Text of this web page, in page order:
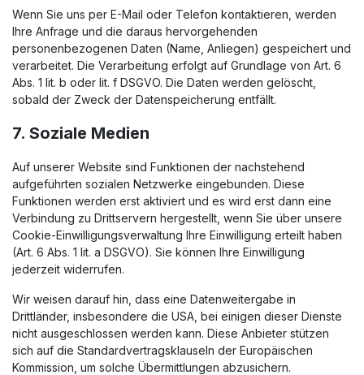
Wenn Sie uns per E-Mail oder Telefon kontaktieren, werden
Ihre Anfrage und die daraus hervorgehenden
personenbezogenen Daten (Name, Anliegen) gespeichert und
verarbeitet. Die Verarbeitung erfolgt auf Grundlage von Art. 6
Abs. 1 lit. b oder lit. f DSGVO. Die Daten werden gelöscht,
sobald der Zweck der Datenspeicherung entfällt.
7. Soziale Medien
Auf unserer Website sind Funktionen der nachstehend
aufgeführten sozialen Netzwerke eingebunden. Diese
Funktionen werden erst aktiviert und es wird erst dann eine
Verbindung zu Drittservern hergestellt, wenn Sie über unsere
Cookie-Einwilligungsverwaltung Ihre Einwilligung erteilt haben
(Art. 6 Abs. 1 lit. a DSGVO). Sie können Ihre Einwilligung
jederzeit widerrufen.
Wir weisen darauf hin, dass eine Datenweitergabe in
Drittländer, insbesondere die USA, bei einigen dieser Dienste
nicht ausgeschlossen werden kann. Diese Anbieter stützen
sich auf die Standardvertragsklauseln der Europäischen
Kommission, um solche Übermittlungen abzusichern.